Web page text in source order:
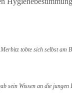
tobte sich selbst am
sein Wissen an die